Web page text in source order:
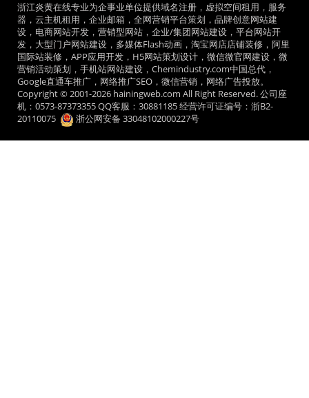
浙江炎黄在线专业为企事业单位提供域名注册，虚拟空间租用，服务
器，云主机租用，企业邮箱，全网营销平台策划，品牌创意网站建
设，电商网站开发，营销型网站，企业/集团网站建设，平台网站开
发，大型门户网站建设，多媒体Flash动画，淘宝网店店铺装修，阿里
国际站装修，APP应用开发，H5网站策划设计，微信微官网建设，微
营销活动策划，手机站网站建设，Chemindustry.com中国总代，
Google直通车推广，网络推广SEO，微信营销，网络广告投放。
Copyright © 2001-2026 hainingweb.com All Right Reserved. 公司座
机：0573-87373355 QQ客服：30881185 经营许可证编号： 浙B2-
20110075
浙公网安备 33048102000227号